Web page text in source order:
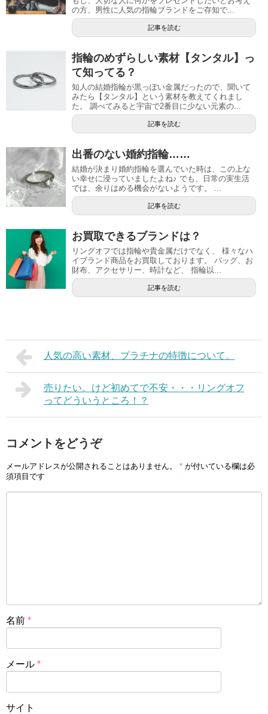
の方、男性に人気の指輪ブランドをご存知で...
記事を読む
指輪のめずらしい素材【タンタル】っ
て知ってる？
知人の結婚指輪が黒っぽい金属だったので、聞いて
みたら【タンタル】という素材を教えてくれまし
た。 調べてみると宇宙で2番目に少ない元素の...
記事を読む
出番のない婚約指輪……
結婚が決まり婚約指輪を選んでいた時は、この上な
い幸せに浸っていましたよね♪ でも、日常の実生活
では、余りはめる機会がないようです。 ...
記事を読む
お買取できるブランドは？
リングオフでは指輪や貴金属だけでなく、 様々なハ
イブランド商品をお買取しております。 バッグ、お
財布、アクセサリー、時計など、 指輪以...
記事を読む
人気の高い素材、プラチナの特徴について。
売りたい。けど初めてで不安・・・リングオフ
ってどういうところ！？
コメントをどうぞ
メールアドレスが公開されることはありません。 * が付いている欄は必
須項目です
名前 *
メール *
サイト